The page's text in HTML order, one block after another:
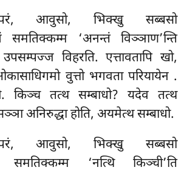
आवुसो, भिक्खु सब्बसो
समतिक्कम्म ‘अनन्तं विञ्ञाण’न्ति
उपसम्पज्ज विहरति. एत्तावतापि खो,
वुत्तो भगवता परियायेन .
किञ्च तत्थ सम्बाधो? यदेव तत्थ
अनिरुद्धा होति, अयमेत्थ सम्बाधो.
आवुसो, भिक्खु सब्बसो
समतिक्कम्म ‘नत्थि किञ्ची’ति